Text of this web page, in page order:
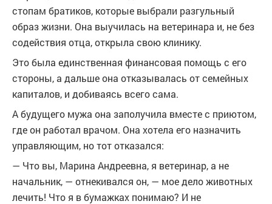
стопам братиков, которые выбрали разгульный
образ жизни. Она выучилась на ветеринара и, не без
содействия отца, открыла свою клинику.
Это была единственная финансовая помощь с его
стороны, а дальше она отказывалась от семейных
капиталов, и добиваясь всего сама.
А будущего мужа она заполучила вместе с приютом,
где он работал врачом. Она хотела его назначить
управляющим, но тот отказался:
— Что вы, Марина Андреевна, я ветеринар, а не
начальник, — отнекивался он, — мое дело животных
лечить! Что я в бумажках понимаю? И не